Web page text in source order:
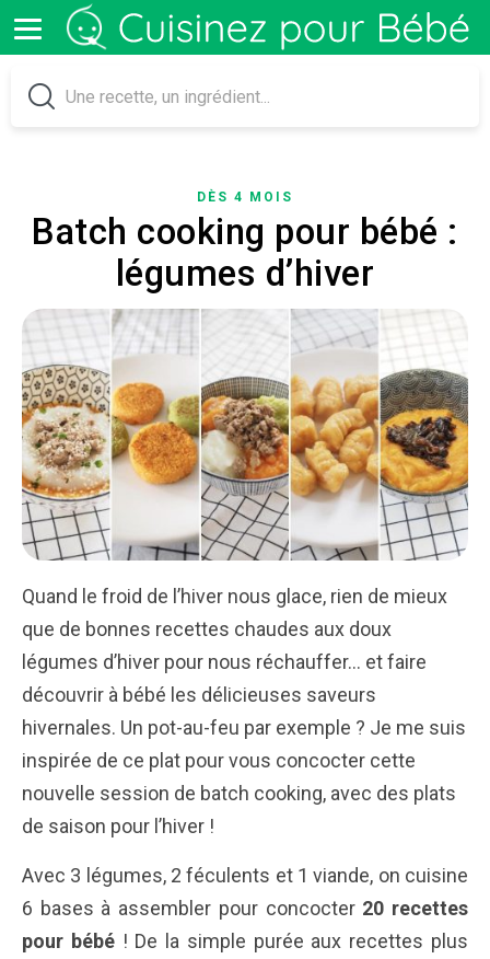
DÈS 4 MOIS
Batch cooking pour bébé :
légumes d’hiver
Quand le froid de l’hiver nous glace, rien de mieux
que de bonnes recettes chaudes aux doux
légumes d’hiver pour nous réchauffer… et faire
découvrir à bébé les délicieuses saveurs
hivernales. Un pot-au-feu par exemple ? Je me suis
inspirée de ce plat pour vous concocter cette
nouvelle session de batch cooking, avec des plats
de saison pour l’hiver !
Avec 3 légumes, 2 féculents et 1 viande, on cuisine
6 bases à assembler pour concocter 20 recettes
pour bébé ! De la simple purée aux recettes plus